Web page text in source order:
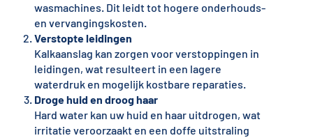
wasmachines. Dit leidt tot hogere onderhouds-
en vervangingskosten.
Verstopte leidingen
Kalkaanslag kan zorgen voor verstoppingen in
leidingen, wat resulteert in een lagere
waterdruk en mogelijk kostbare reparaties.
Droge huid en droog haar
Hard water kan uw huid en haar uitdrogen, wat
irritatie veroorzaakt en een doffe uitstraling